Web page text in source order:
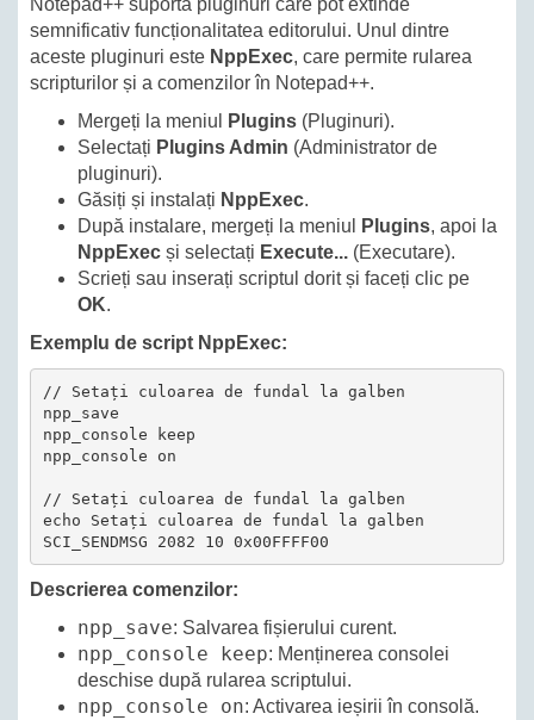
Notepad++ suportă pluginuri care pot extinde
semnificativ funcționalitatea editorului. Unul dintre
aceste pluginuri este NppExec, care permite rularea
scripturilor și a comenzilor în Notepad++.
Mergeți la meniul
Plugins (Pluginuri).
Selectați Plugins Admin (Administrator de
pluginuri).
Găsiți și instalați NppExec.
După instalare, mergeți la meniul
Plugins, apoi la
NppExec și selectați Execute... (Executare).
Scrieți sau inserați scriptul dorit și faceți clic pe
OK.
Exemplu de script NppExec:
// Setați culoarea de fundal la galben
npp_save
npp_console keep
npp_console on
// Setați culoarea de fundal la galben
echo Setați culoarea de fundal la galben
Descrierea comenzilor:
npp_save: Salvarea fișierului curent.
npp_console keep: Menținerea consolei
deschise după rularea scriptului.
npp_console on: Activarea ieșirii în consolă.